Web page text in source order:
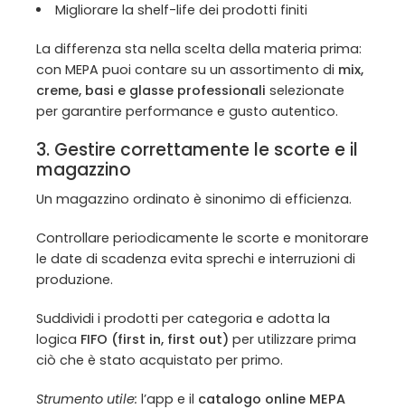
Migliorare la shelf-life dei prodotti finiti
La differenza sta nella scelta della materia prima:
con MEPA puoi contare su un assortimento di mix,
creme, basi e glasse professionali selezionate
per garantire performance e gusto autentico.
3. Gestire correttamente le scorte e il
magazzino
Un magazzino ordinato è sinonimo di efficienza.
Controllare periodicamente le scorte e monitorare
le date di scadenza evita sprechi e interruzioni di
produzione.
Suddividi i prodotti per categoria e adotta la
logica FIFO (first in, first out) per utilizzare prima
ciò che è stato acquistato per primo.
Strumento utile: l’app e il catalogo online MEPA